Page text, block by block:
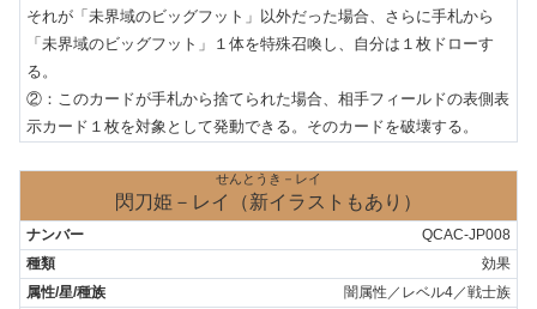
それが「未界域のビッグフット」以外だった場合、さらに手札から
「未界域のビッグフット」１体を特殊召喚し、自分は１枚ドローす
る。
②：このカードが手札から捨てられた場合、相手フィールドの表側表
示カード１枚を対象として発動できる。そのカードを破壊する。
せんとうき－レイ
閃刀姫－レイ（新イラストもあり）
QCAC-JP008
効果
闇属性／レベル4／戦士族